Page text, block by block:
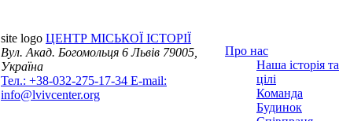
site logo ЦЕНТР МІСЬКОЇ ІСТОРІЇ
Вул. Акад. Богомольця 6Львів 79005,
Україна
Тел.: +38-032-275-17-34 E-mail:
info@lvivcenter.org
Про нас
Наша історія та
цілі
Команда
Будинок